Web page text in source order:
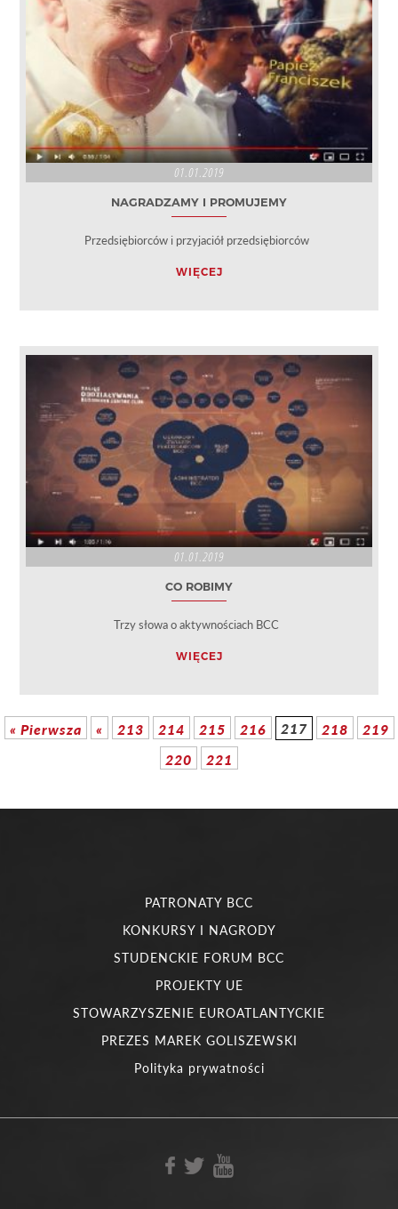
01.01.2019
NAGRADZAMY I PROMUJEMY
Przedsiębiorców i przyjaciół przedsiębiorców
WIĘCEJ
01.01.2019
CO ROBIMY
Trzy słowa o aktywnościach BCC
WIĘCEJ
« Pierwsza « 213 214 215 216 217 218
219
220
221
PATRONATY BCC
KONKURSY I NAGRODY
STUDENCKIE FORUM BCC
PROJEKTY UE
STOWARZYSZENIE EUROATLANTYCKIE
PREZES MAREK GOLISZEWSKI
Polityka prywatności